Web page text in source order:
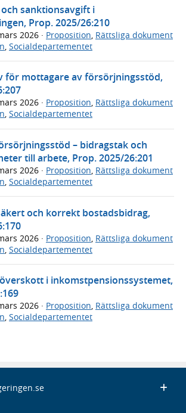
sanktionsavgift i
Prop. 2025/26:210
2026 · Proposition Rättsliga dokument
Socialdepartementet
för mottagare av försörjningsstöd,
2026 · Proposition, Rättsliga dokument
, Socialdepartementet
– bidragstak och
till arbete, Prop. 2025/26:201
2026 · Proposition, Rättsliga dokument
, Socialdepartementet
och korrekt bostadsbidrag,
2026 · Proposition Rättsliga dokument
Socialdepartementet
i inkomstpensionssystemet,
2026 · Proposition, Rättsliga dokument
, Socialdepartementet